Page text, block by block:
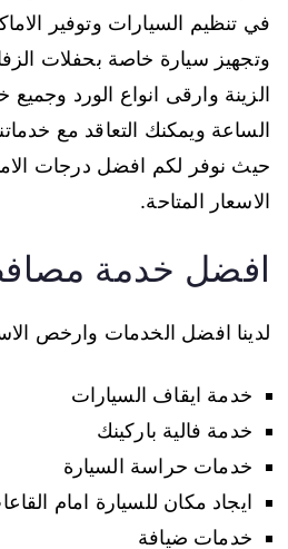
في تنظيم السيارات وتوفير
وتجهيز سيارة خاصة بحفلات
الزينة وارقى انواع الورد وجميع
الساعة ويمكنك التعاقد مع
حيث نوفر لكم افضل درجات
الاسعار المتاحة.
افضل خدمة
لدينا افضل الخدمات وارخص
خدمة ايقاف السيارات
خدمة فالية باركينك
خدمات حراسة السيارة
ايجاد مكان للسيارة امام
خدمات ضيافة